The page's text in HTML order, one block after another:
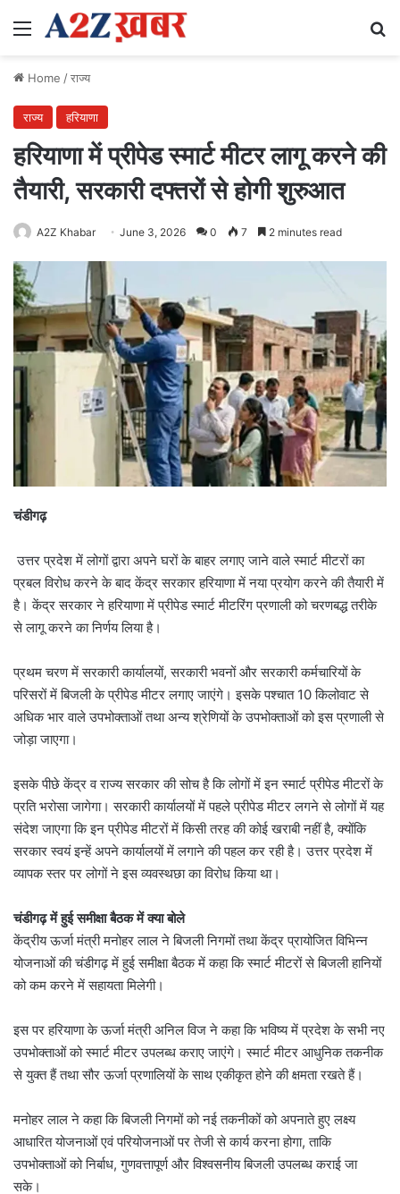
Menu
Home /राज्य
राज्य हरियाणा
हरियाणा में प्रीपेड स्मार्ट मीटर लागू करने की
तैयारी, सरकारी दफ्तरों से होगी शुरुआत
A2Z Khabar June 3, 2026 0 7 2 minutes read
चंडीगढ़
उत्तर प्रदेश में लोगों द्वारा अपने घरों के बाहर लगाए जाने वाले स्मार्ट मीटरों का
प्रबल विरोध करने के बाद केंद्र सरकार हरियाणा में नया प्रयोग करने की तैयारी में
है। केंद्र सरकार ने हरियाणा में प्रीपेड स्मार्ट मीटरिंग प्रणाली को चरणबद्ध तरीके
से लागू करने का निर्णय लिया है।
प्रथम चरण में सरकारी कार्यालयों, सरकारी भवनों और सरकारी कर्मचारियों के
परिसरों में बिजली के प्रीपेड मीटर लगाए जाएंगे। इसके पश्चात 10 किलोवाट से
अधिक भार वाले उपभोक्ताओं तथा अन्य श्रेणियों के उपभोक्ताओं को इस प्रणाली से
जोड़ा जाएगा।
इसके पीछे केंद्र व राज्य सरकार की सोच है कि लोगों में इन स्मार्ट प्रीपेड मीटरों के
प्रति भरोसा जागेगा। सरकारी कार्यालयों में पहले प्रीपेड मीटर लगने से लोगों में यह
संदेश जाएगा कि इन प्रीपेड मीटरों में किसी तरह की कोई खराबी नहीं है, क्योंकि
सरकार स्वयं इन्हें अपने कार्यालयों में लगाने की पहल कर रही है। उत्तर प्रदेश में
व्यापक स्तर पर लोगों ने इस व्यवस्थछा का विरोध किया था।
चंडीगढ़ में हुई समीक्षा बैठक में क्या बोले
केंद्रीय ऊर्जा मंत्री मनोहर लाल ने बिजली निगमों तथा केंद्र प्रायोजित विभिन्न
योजनाओं की चंडीगढ़ में हुई समीक्षा बैठक में कहा कि स्मार्ट मीटरों से बिजली हानियों
को कम करने में सहायता मिलेगी।
इस पर हरियाणा के ऊर्जा मंत्री अनिल विज ने कहा कि भविष्य में प्रदेश के सभी नए
उपभोक्ताओं को स्मार्ट मीटर उपलब्ध कराए जाएंगे। स्मार्ट मीटर आधुनिक तकनीक
से युक्त हैं तथा सौर ऊर्जा प्रणालियों के साथ एकीकृत होने की क्षमता रखते हैं।
मनोहर लाल ने कहा कि बिजली निगमों को नई तकनीकों को अपनाते हुए लक्ष्य
आधारित योजनाओं एवं परियोजनाओं पर तेजी से कार्य करना होगा, ताकि
उपभोक्ताओं को निर्बाध, गुणवत्तापूर्ण और विश्वसनीय बिजली उपलब्ध कराई जा
सके।